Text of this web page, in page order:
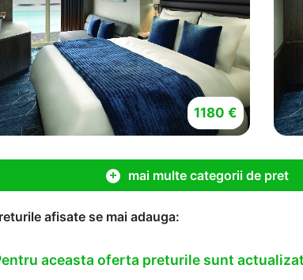
1180 €
mai multe categorii de pret
afisate se mai adauga:
aceasta oferta preturile sunt